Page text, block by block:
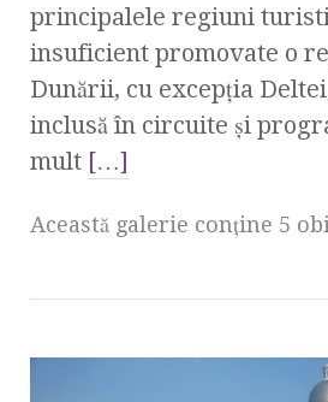
principalele regiuni
insuficient promovate o
Dunării, cu excepţia
inclusă în circuite şi
mult […]
Această galerie conţine 5